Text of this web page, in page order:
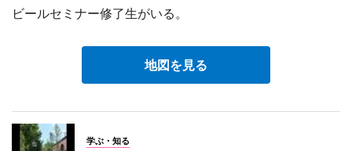
ビールセミナー修了生がいる。
地図を見る
学ぶ・知る